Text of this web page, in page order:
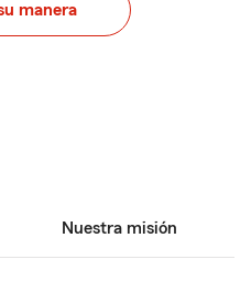
manera
Nuestra misión